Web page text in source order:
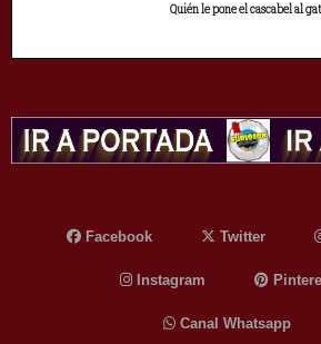
Quién le pone el cascabel al
Facebook Twitter
Instagram
Canal Whatsapp